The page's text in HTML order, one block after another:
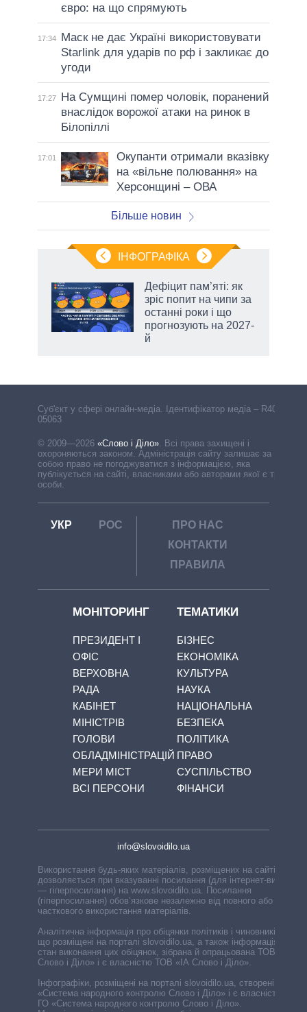
євро: на що спрямують
17:34
Маск не дає Україні використовувати
Starlink для ударів по рф і закликає до
угоди
17:27
На Сумщині помер чоловік, поранений
внаслідок ворожої атаки на ринок в
Білопіллі
17:01
Окупанти отримали вказівку
на «вільне полювання» на
Херсонщині – ОВА
Більше новин
ІНФОГРАФІКА
Дефіцит пам’яті: як
зріс попит на чипи за
останні роки і що
прогнозують на 2027-
й
Cуб'єкт у сфері онлайн-медіа. Ідентифікатор медіа – R40-
05063
© 2009—2026 «Слово і Діло» Всі права захищені і
охороняються законом. Адміністрація сайту залишає за
собою право не погоджуватися з інформацією, яка
публікується на сайті, власниками або авторами якої є треті
особи.
УКР РОС
ПРО НАС
КОНТАКТИ
ПРАВИЛА
МОНІТОРИНГ
ПРЕЗИДЕНТ І
ОФІС
ВЕРХОВНА
РАДА
КАБІНЕТ
МІНІСТРІВ
ГОЛОВИ
ОБЛАДМІНІСТРАЦІЙ
МЕРИ МІСТ
ВСІ ПЕРСОНИ
ТЕМАТИКИ
БІЗНЕС
ЕКОНОМІКА
КУЛЬТУРА
НАУКА
НАЦІОНАЛЬНА
БЕЗПЕКА
ПОЛІТИКА
ПРАВО
СУСПІЛЬСТВО
ФІНАНСИ
info@slovoidilo.ua
Використання будь-яких матеріалів, розміщених на сайті,
дозволяється при вказуванні посилання (для інтернет-видань
— гіперпосилання) на www.slovoidilo.ua. Посилання
(гіперпосилання) обов’язкове незалежно від повного або
часткового використання матеріалів.
Аналітична інформація про обіцянки політиків і чиновників,
що розміщені на порталі slovoidilo.ua, а також інформація про
стан виконання цих обіцянок, зібрана й опрацьована ТОВ «ІА
Слово і Діло» і є власністю ТОВ «ІА Слово і Діло».
Інфографіки, розміщені на порталі slovoidilo.ua, створені ГО
«Система народного контролю Слово і Діло» і є власністю
ГО «Система народного контролю Слово і Діло».